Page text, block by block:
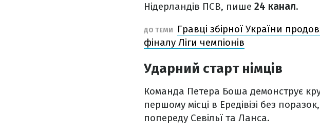
Нідерландів ПСВ, пише 24 канал.
ДО ТЕМИ
Гравці збірної України
фіналу Ліги чемпіонів
Ударний старт німців
Команда Петера Боша демонструє
першому місці в Ередівізі без
попереду Севільї та Ланса.